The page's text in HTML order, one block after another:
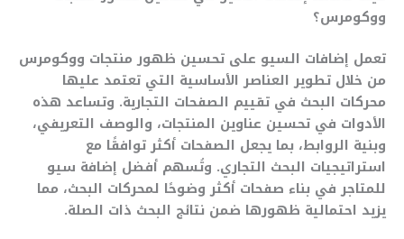
ووكومرس؟
تعمل إضافات السيو على تحسين ظهور منتجات ووكومرس
من خلال تطوير العناصر الأساسية التي تعتمد عليها
محركات البحث في تقييم الصفحات التجارية. وتساعد هذه
الأدوات في تحسين عناوين المنتجات، والوصف التعريفي،
وبنية الروابط، بما يجعل الصفحات أكثر توافقًا مع
استراتيجيات البحث التجاري. وتُسهم أفضل إضافة سيو
للمتاجر في بناء صفحات أكثر وضوحًا لمحركات البحث، مما
يزيد احتمالية ظهورها ضمن نتائج البحث ذات الصلة.